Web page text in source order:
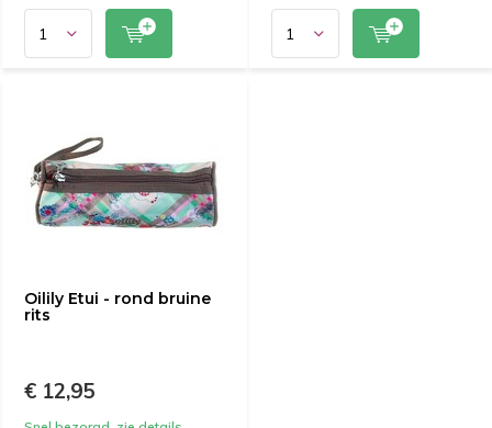
Oilily Etui - rond bruine
rits
€ 12,95